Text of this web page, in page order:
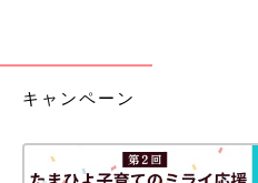
キャンペーン